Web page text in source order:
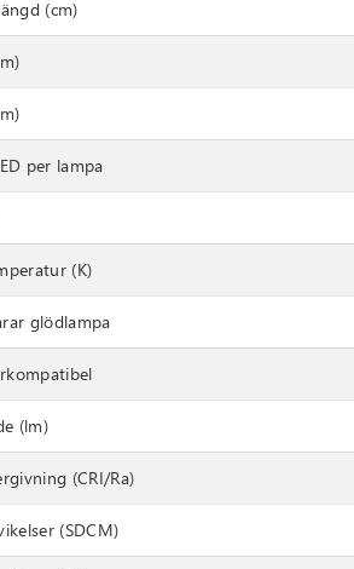
(cm)
per lampa
(K)
glödlampa
(lm)
(CRI/Ra)
(SDCM)